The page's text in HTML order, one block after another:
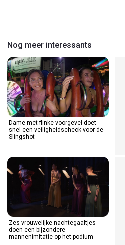
Nog meer interessants
Dame met flinke voorgevel doet
snel een veiligheidscheck voor de
Slingshot
Zes vrouwelijke nachtegaaltjes
doen een bijzondere
mannenimitatie op het podium